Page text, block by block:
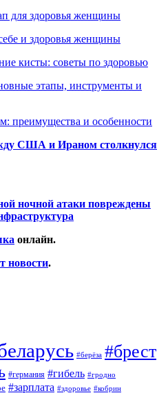
для здоровья женщины
и здоровья женщины
кисты: советы по здоровью
этапы, инструменты и
преимущества и особенности
США и Ираном столкнулся
ночной атаки повреждены
онлайн.
новости.
#берёза #брест
#германия #гибель #гродно
#зарплата #здоровье #кобрин